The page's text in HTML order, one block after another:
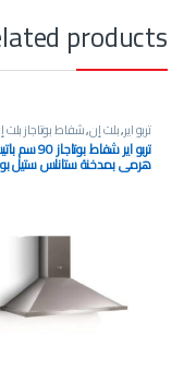
products
تربو اير,بلت إن,شفاط بوتاجاز بلت
تربو اير شفاط
هرمي بمدخنة ستانلس ستيل
BATTISTERO 90